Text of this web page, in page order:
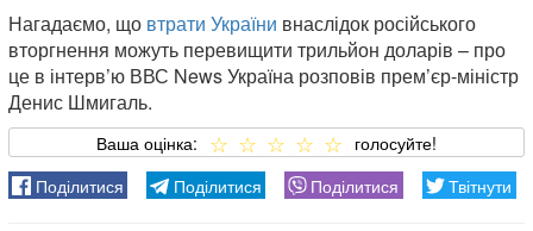
Нагадаємо, що втрати України внаслідок російського
вторгнення можуть перевищити трильйон доларів – про
це в інтерв’ю ВВС News Україна розповів прем’єр-міністр
Денис Шмигаль.